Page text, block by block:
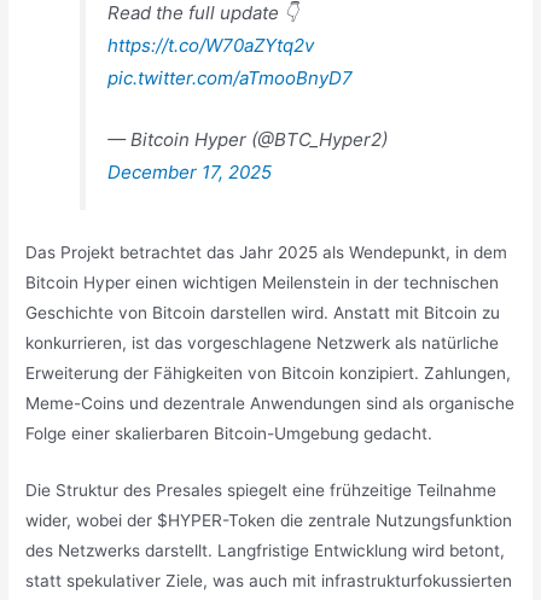
Read the full update 👇
https://t.co/W70aZYtq2v
pic.twitter.com/aTmooBnyD7
— Bitcoin Hyper (@BTC_Hyper2)
December 17, 2025
Das Projekt betrachtet das Jahr 2025 als Wendepunkt, in dem
Bitcoin Hyper einen wichtigen Meilenstein in der technischen
Geschichte von Bitcoin darstellen wird. Anstatt mit Bitcoin zu
konkurrieren, ist das vorgeschlagene Netzwerk als natürliche
Erweiterung der Fähigkeiten von Bitcoin konzipiert. Zahlungen,
Meme-Coins und dezentrale Anwendungen sind als organische
Folge einer skalierbaren Bitcoin-Umgebung gedacht.
Die Struktur des Presales spiegelt eine frühzeitige Teilnahme
wider, wobei der $HYPER-Token die zentrale Nutzungsfunktion
des Netzwerks darstellt. Langfristige Entwicklung wird betont,
statt spekulativer Ziele, was auch mit infrastrukturfokussierten